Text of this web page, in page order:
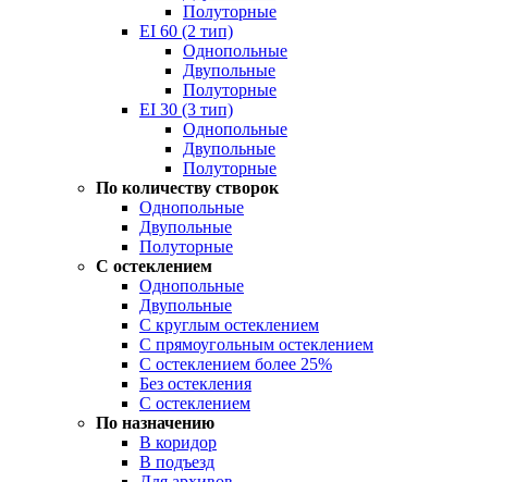
Полуторные
EI 60 (2 тип)
Однопольные
Двупольные
Полуторные
EI 30 (3 тип)
Однопольные
Двупольные
Полуторные
По количеству створок
Однопольные
Двупольные
Полуторные
С остеклением
Однопольные
Двупольные
С круглым остеклением
С прямоугольным остеклением
С остеклением более 25%
Без остекления
С остеклением
По назначению
В коридор
В подъезд